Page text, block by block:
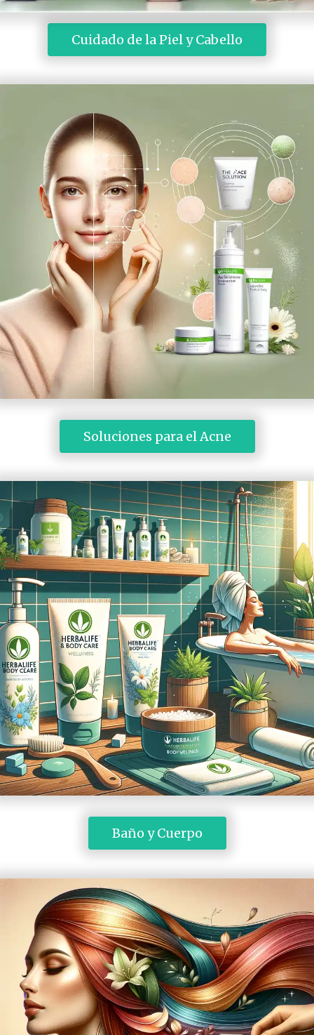
Cuidado de la Piel y Cabello
Soluciones para el Acne
Baño y Cuerpo